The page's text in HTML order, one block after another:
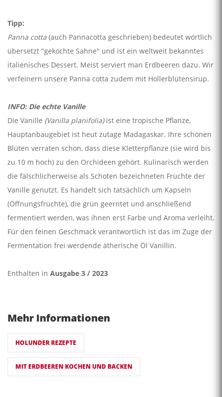
Tipp:
Panna cotta (auch Pannacotta geschrieben) bedeutet wörtlich
übersetzt "gekochte Sahne" und ist ein weltweit bekanntes
italienisches Dessert. Meist serviert man Erdbeeren dazu. Wir
verfeinern unsere Panna cotta zudem mit Hollerblütensirup.
INFO: Die echte Vanille
Die Vanille (Vanilla planifolia)ist eine tropische Pflanze,
Hauptanbaugebiet ist heut­ zutage Madagaskar. Ihre schönen
Blüten verraten schon, dass diese Kletterpflanze (sie wird bis
zu 10 m hoch) zu den Orchideen gehört. Kulinarisch werden
die fälschlicherweise als Schoten bezeichneten Früchte der
Vanille genutzt. Es handelt sich tatsächlich um Kapseln
(Öffnungsfrüchte), die grün geerntet und anschließend
fermentiert werden, was ihnen erst Farbe und Aroma verleiht.
Für den feinen Geschmack verantwortlich ist das im Zuge der
Fermentation frei werdende ätheri­sche Öl Vanillin.
Enthalten in Ausgabe 3 / 2023
Mehr Informationen
HOLUNDER REZEPTE
MIT ERDBEEREN KOCHEN UND BACKEN